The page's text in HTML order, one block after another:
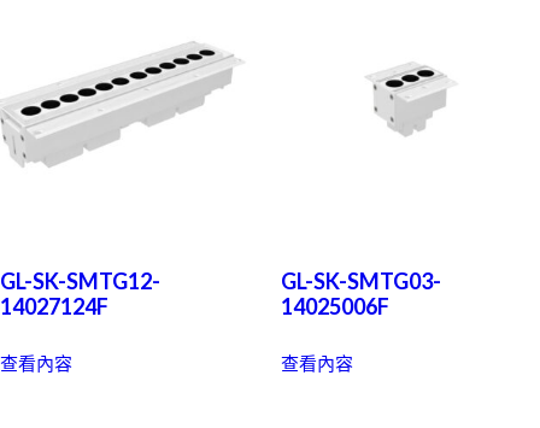
GL-SK-SMTG12-
14027124F
查看內容
GL-SK-SMTG03-
14025006F
查看內容